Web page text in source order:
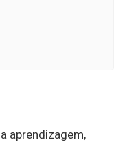
aprendizagem,